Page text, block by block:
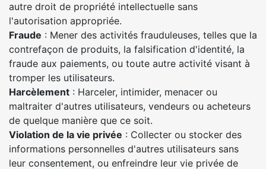
autre droit de propriété intellectuelle sans
l'autorisation appropriée.
Fraude : Mener des activités frauduleuses, telles que la
contrefaçon de produits, la falsification d'identité, la
fraude aux paiements, ou toute autre activité visant à
tromper les utilisateurs.
Harcèlement : Harceler, intimider, menacer ou
maltraiter d'autres utilisateurs, vendeurs ou acheteurs
de quelque manière que ce soit.
Violation de la vie privée : Collecter ou stocker des
informations personnelles d'autres utilisateurs sans
leur consentement, ou enfreindre leur vie privée de